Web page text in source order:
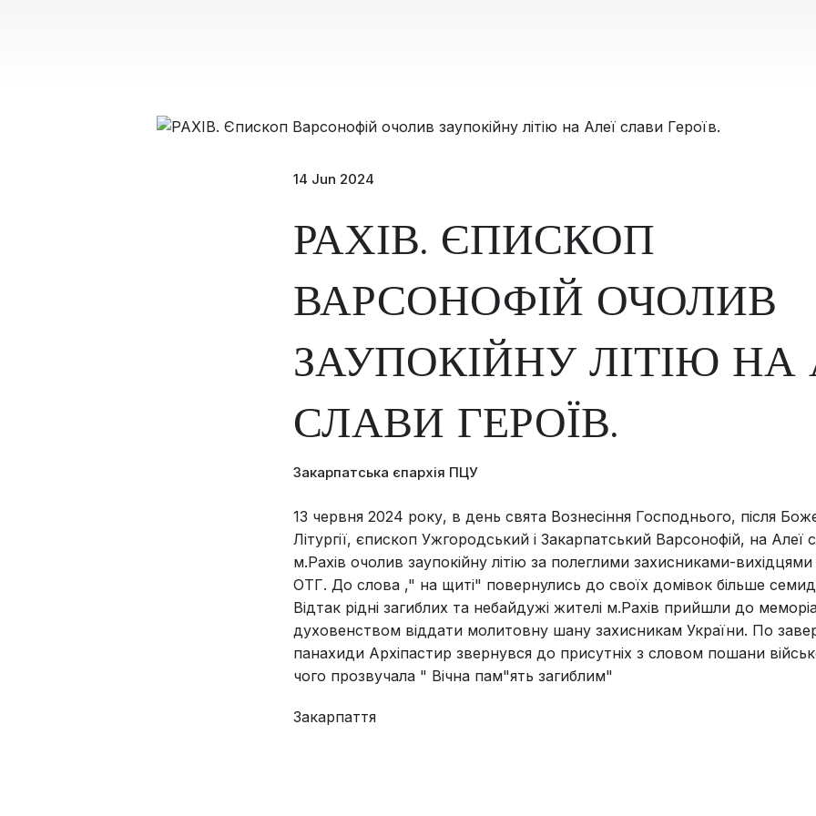
14 Jun 2024
РАХІВ. ЄПИСКОП
ВАРСОНОФІЙ ОЧОЛИВ
ЗАУПОКІЙНУ ЛІТІЮ НА
СЛАВИ ГЕРОЇВ.
Закарпатська єпархія ПЦУ
13 червня 2024 року, в день свята Вознесіння Господнього, після
Літургії, єпископ Ужгородський і Закарпатський Варсонофій, на Алеї
м.Рахів очолив заупокійну літію за полеглими захисниками-вихідцями
ОТГ. До слова ," на щиті" повернулись до своїх домівок більше
Відтак рідні загиблих та небайдужі жителі м.Рахів прийшли до
духовенством віддати молитовну шану захисникам України. По
панахиди Архіпастир звернувся до присутніх з словом пошани
чого прозвучала " Вічна пам"ять загиблим"
Закарпаття